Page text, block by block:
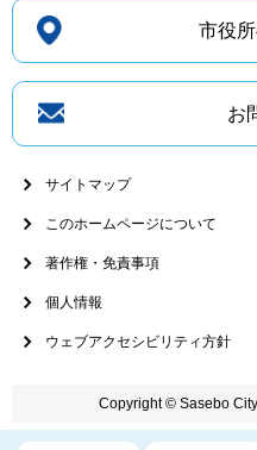
市役
お
サイトマップ
このホームページについて
著作権・免責事項
個人情報
ウェブアクセシビリティ方針
Copyright © Sasebo